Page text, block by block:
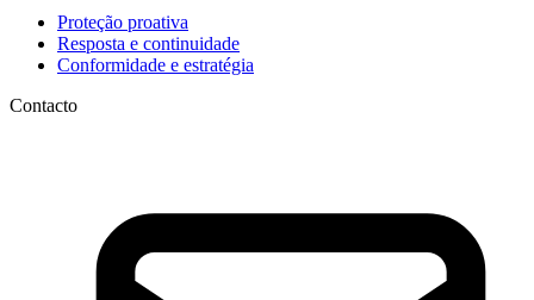
Proteção proativa
Resposta e continuidade
Conformidade e estratégia
Contacto